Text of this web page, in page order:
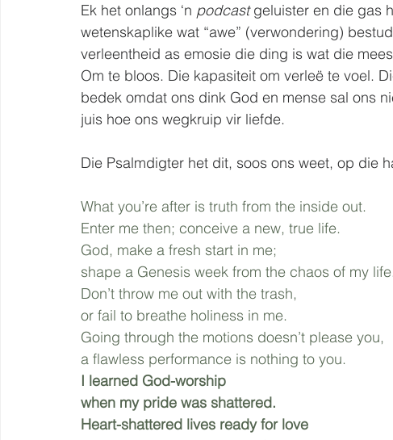
Ek het onlangs ‘n podcast geluister en die gas
wetenskaplike wat “awe” (verwondering)
verleentheid as emosie die ding is wat die
Om te bloos. Die kapasiteit om verleë te voel.
bedek omdat ons dink God en mense sal ons
juis hoe ons wegkruip vir liefde.
Die Psalmdigter het dit, soos ons weet, op die
What you’re after is truth from the inside out.
Enter me then; conceive a new, true life.
God, make a fresh start in me;
shape a Genesis week from the chaos of my
Don’t throw me out with the trash,
or fail to breathe holiness in me.
Going through the motions doesn’t please you,
a flawless performance is nothing to you.
I learned God-worship
when my pride was shattered.
Heart-shattered lives ready for love